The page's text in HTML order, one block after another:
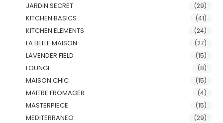
JARDIN SECRET (29)
KITCHEN BASICS (41)
KITCHEN ELEMENTS (24)
LA BELLE MAISON (27)
LAVENDER FIELD (15)
LOUNGE (8)
MAISON CHIC (15)
MAITRE FROMAGER (4)
MASTERPIECE (15)
MEDITERRANEO (29)